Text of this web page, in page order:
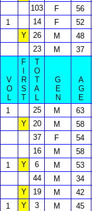
103 F 56
1 14 F 52
Y 26 M
48
23 M 37
V
O
L
F
R
S
T
T
O
T
A
L
G
E
N
A
G
E
1 25 M
63
Y 20 M
58
37 F
54
16 M 58
1 Y 6 M 53
44 M
34
Y 19 M 42
1 Y 3 M 45